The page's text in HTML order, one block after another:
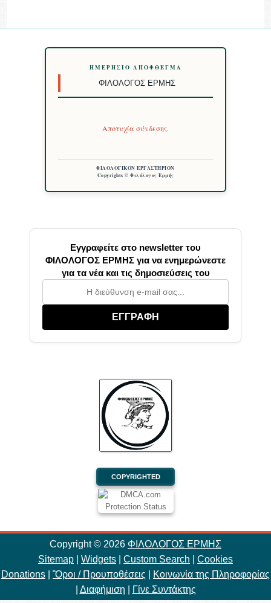
ΗΜΕΡΉΣΙΟ ΑΠΌΦΘΕΓΜΑ
ΦΙΛΌΛΟΓΟΣ ΕΡΜΉΣ
Αποτυχία σύνδεσης.
ΦΙΛΟΛΟΓΙΚΟΝ ΕΡΓΑΣΤΗΡΙΟΝ
Copyrights © Φιλόλογος Ερμής
Εγγραφείτε στο newsletter του
ΦΙΛΟΛΟΓΟΣ ΕΡΜΗΣ για να ενημερώνεστε
για τα νέα και τις δημοσιεύσεις του
ΕΓΓΡΑΦΗ
COPYRIGHTED
Copyright © 2026 ΦΙΛΟΛΟΓΟΣ ΕΡΜΗΣ
Sitemap
Widgets Custom Search
Cookies
Donations
Ὃροι / Προυποθέσεις
Κοινωνία της Πληροφορίας
Διαφήμιση Γίνε Συντάκτης